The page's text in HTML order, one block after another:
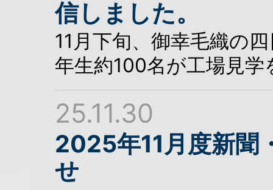
信しました。
11月下旬、御幸毛織の
年生約100名が工場見
25.11.30
2025年11月度新聞
せ